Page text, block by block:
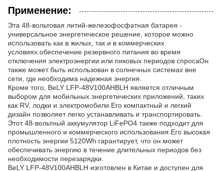
Применение:
Эта 48-вольтовая литий-железофосфатная батарея -
универсальное энергетическое решение, которое можно
использовать как в жилых, так и в коммерческих
условиях.обеспечение резервного питания во время
отключения электроэнергии или пиковых периодов спросаОн
также может быть использован в солнечных системах вне
сети, где необходима надежная энергия.
Кроме того, BeLY LFP-48V100AHBLH является отличным
выбором для мобильных энергетических приложений, таких
как RV, лодки и электромобили.Его компактный и легкий
дизайн позволяет легко устанавливать и транспортировать.
Этот 48-вольтный аккумулятор LiFePO4 также подходит для
промышленного и коммерческого использования.Его высокая
плотность энергии 5120Wh гарантирует, что он может
обеспечивать энергию в течение длительных периодов без
необходимости перезарядки.
BeLY LFP-48V100AHBLH изготовлен в Китае и доступен для